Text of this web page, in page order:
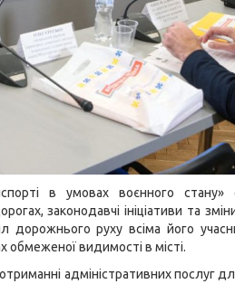
в умовах воєнного
законодавчі ініціативи та
дорожнього руху всіма його
обмеженої видимості в місті.
адміністративних послуг